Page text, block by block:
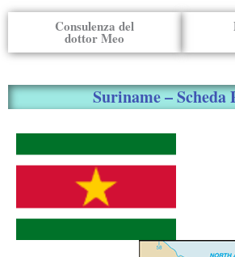
Consulenza del
dottor Meo
Suriname – Scheda